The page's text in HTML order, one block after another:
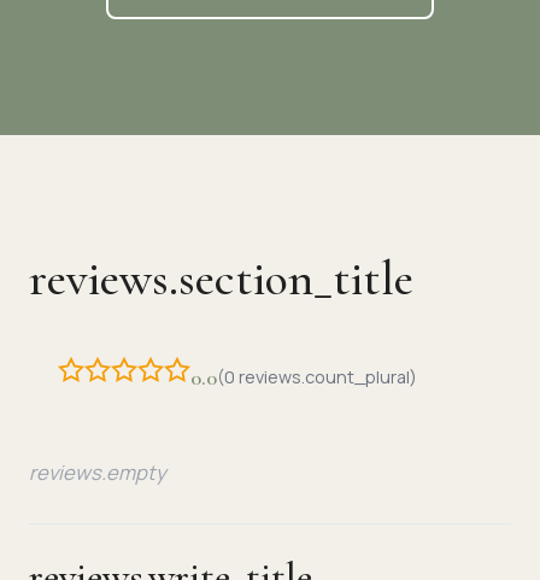
reviews.section_title
0.0(0 reviews.count_plural)
reviews.empty